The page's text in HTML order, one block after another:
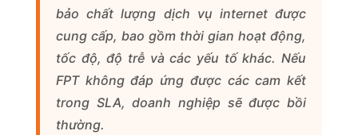
bảo chất lượng dịch vụ internet được
cung cấp, bao gồm thời gian hoạt động,
tốc độ, độ trễ và các yếu tố khác. Nếu
FPT không đáp ứng được các cam kết
trong SLA, doanh nghiệp sẽ được bồi
thường.